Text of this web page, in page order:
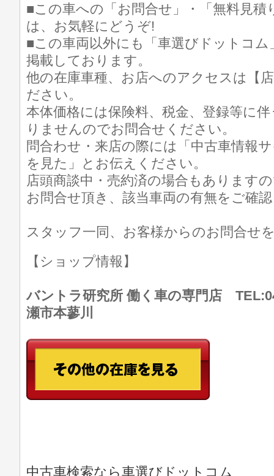
■この車への「お問合せ」・「無料見積
は、お気軽にどうぞ!
■この車両以外にも「車選びドットコ
掲載しております。
他の在庫車種、お店へのアクセスは【
ださい。
本体価格には保険料、税金、登録等に
りませんのでお問合せください。
問合わせ・来店の際には「中古車情報
を見た」とお伝えください。
店頭商談中・売約済の場合もあります
お問合せ頂き、該当車両の有無をご確
スタッフ一同、お客様からのお問合せ
【ショップ情報】
バントラ研究所 働く車の専門店
瀬市本蓼川
中古車検索なら車選びドットコム